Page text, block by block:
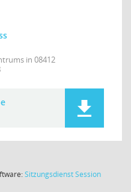
in 08412
SitzungsdienstSession(Wird in